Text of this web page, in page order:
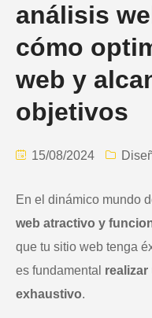
análisis
cómo
web y
objetivos
15/08/2024
En el dinámico mundo
web atractivo y
que tu sitio web tenga
es fundamental
exhaustivo.